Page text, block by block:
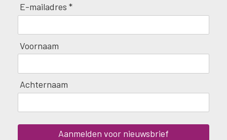
E-mailadres *
Voornaam
Achternaam
Aanmelden voor nieuwsbrief